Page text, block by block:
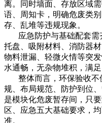
离。同时墙面、存放区域
语、周知卡，明确危废类
存、乱堆等违规现象。
应急防护与基础配套需
托盘、吸附材料、消防器
物料泄漏、轻微火情等突
水通畅，无杂物堆积，满
整体而言，环保验收不
规、布局规范、防护到位
是模块化危废暂存间，只
区、应急五大基础要求，
准。